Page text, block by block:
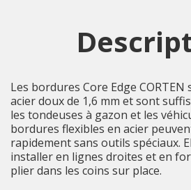
Les bordures Core Edge
acier doux de 1,6 mm et sont
les tondeuses à gazon et les
bordures flexibles en acier
rapidement sans outils spéciaux.
installer en lignes droites et en
plier dans les coins sur place.